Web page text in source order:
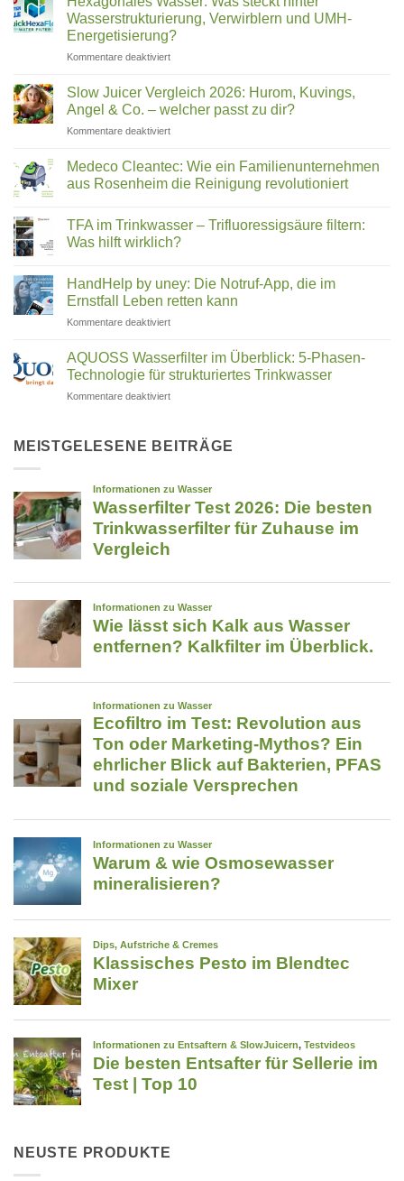
filtern
(2026)
Was
wirklich
in
Trinkwasser
steckt
Wasserstrukturierung, Verwirblern und UMH-
Energetisierung?
Kommentare deaktiviertfür
Wasser:
Was
steckt
hinter
Verwirblern
und
Slow Juicer Vergleich 2026: Hurom, Kuvings,
Angel & Co. – welcher passt zu dir?
Kommentare deaktiviertfür
Juicer
Vergleich
2026:
Kuvings,
Angel
–
welcher
zu
Medeco Cleantec: Wie ein Familienunternehmen
aus Rosenheim die Reinigung revolutioniert
zu
Medeco
Cleantec:
Familienunternehmen
aus
Rosenheim
die
TFA im Trinkwasser – Trifluoressigsäure filtern:
Was hilft wirklich?
zu
TFA
im
Trinkwasser
filtern:
Was
hilft
HandHelp by uney: Die Notruf-App, die im
Ernstfall Leben retten kann
Kommentare deaktiviertfür
uney:
Die
Notruf-
im
retten
kann
AQUOSS Wasserfilter im Überblick: 5-Phasen-
Technologie für strukturiertes Trinkwasser
Kommentare deaktiviertfür
im
Phasen-
Technologie
strukturiertes
MEISTGELESENE BEITRÄGE
NEUSTE PRODUKTE